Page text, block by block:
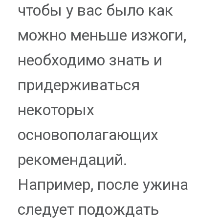
чтобы у вас было как
можно меньше изжоги,
необходимо знать и
придерживаться
некоторых
основополагающих
рекомендаций.
Например, после ужина
следует подождать